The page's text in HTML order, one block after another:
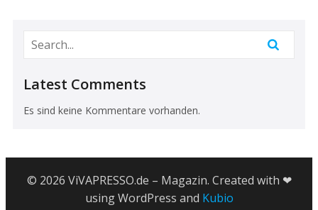
Latest Comments
Es sind keine Kommentare vorhanden.
© 2026 ViVAPRESSO.de – Magazin. Created with ❤
using WordPress and Kubio